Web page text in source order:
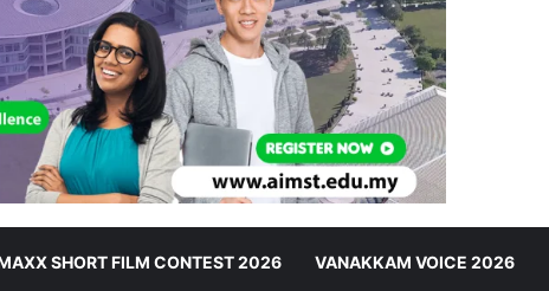
SHORT FILM CONTEST 2026 VANAKKAM VOICE 2026